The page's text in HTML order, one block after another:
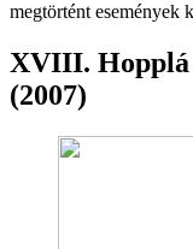
megtörtént események
XVIII. Hopplá
(2007)